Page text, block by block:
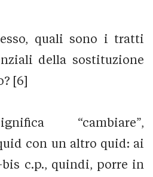
quali sono i tratti
della sostituzione
[6]
“cambiare”,
con un altro quid: ai
c.p., quindi, porre in